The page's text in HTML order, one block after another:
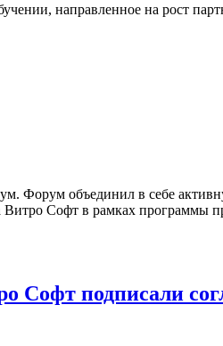
направленное на рост
объединил в себе
Софт в рамках программы
подписали